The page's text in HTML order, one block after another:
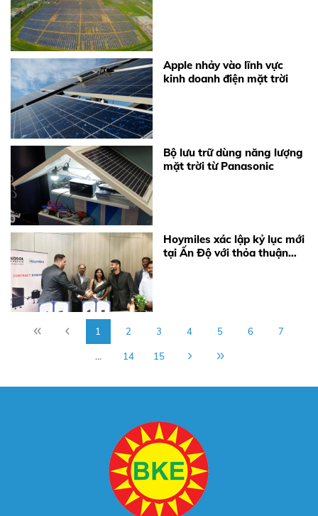
Apple nhảy vào lĩnh vực
kinh doanh điện mặt trời
Bộ lưu trữ dùng năng lượng
mặt trời từ Panasonic
Hoymiles xác lập kỷ lục mới
tại Ấn Độ với thỏa thuận
1 2 3 4 5 6 7
... 14 15